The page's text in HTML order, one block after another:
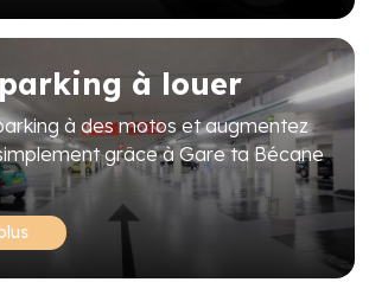
à louer
à des motos et augmentez
grâce à Gare ta Bécane